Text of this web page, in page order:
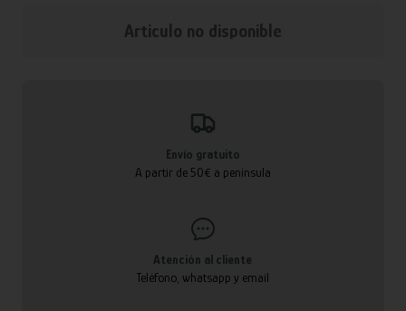
Articulo no disponible
Envío gratuito
A partir de 50€ a península
Atención al cliente
Teléfono, whatsapp y email